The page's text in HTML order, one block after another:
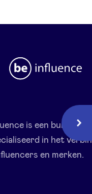
is een bureau
in het
en merken.